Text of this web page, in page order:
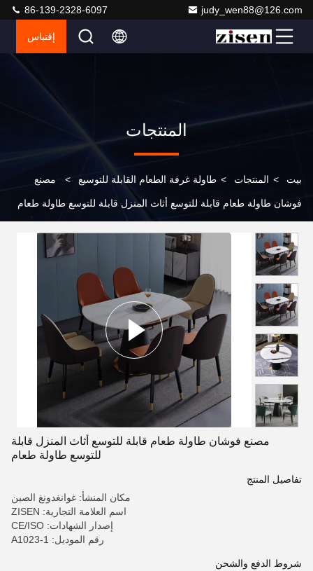
judy_wen88@126.com
86-139-2328-6097
إقتباس
المنتجات
بيت > المنتجات > طاولة غرفة الطعام القابلة للتوسيع > مصنع
فوشان طاولة طعام قابلة للتوسع أثاث المنزل قابلة للتوسع طاولة طعام
مصنع فوشان طاولة طعام قابلة للتوسع أثاث المنزل قابلة
للتوسع طاولة طعام
تفاصيل المنتج
مكان المنشأ: غوانغدونغ الصين
اسم العلامة التجارية: ZISEN
إصدار الشهادات: CE/ISO
رقم الموديل: A1023-1
شروط الدفع والشحن